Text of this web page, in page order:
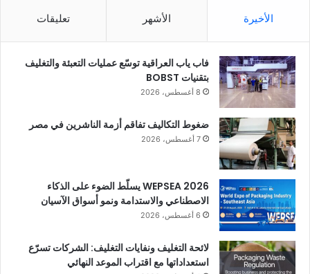
الأخيرة الأشهر تعليقات
فاب ياب العراقية توسّع عمليات التعبئة والتغليف
بتقنيات BOBST
8 أغسطس، 2026
ضغوط التكاليف تفاقم أزمة الناشرين في مصر
7 أغسطس، 2026
WEPSEA 2026 يسلّط الضوء على الذكاء
الاصطناعي والاستدامة ونمو أسواق الآسيان
6 أغسطس، 2026
لائحة التغليف ونفايات التغليف: الشركات تسرّع
استعداداتها مع اقتراب الموعد النهائي